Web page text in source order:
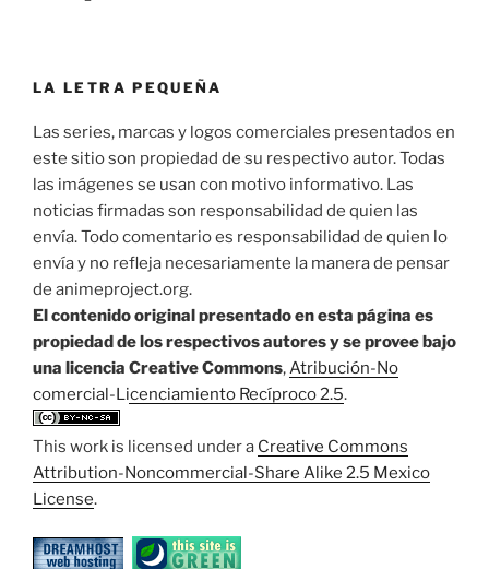
LA LETRA PEQUEÑA
Las series, marcas y logos comerciales presentados en
este sitio son propiedad de su respectivo autor. Todas
las imágenes se usan con motivo informativo. Las
noticias firmadas son responsabilidad de quien las
envía. Todo comentario es responsabilidad de quien lo
envía y no refleja necesariamente la manera de pensar
de animeproject.org.
El contenido original presentado en esta página es
propiedad de los respectivos autores y se provee bajo
una licencia Creative Commons,Atribución-No
comercial-Licenciamiento Recíproco 2.5.
This work is licensed under a Creative Commons
Attribution-Noncommercial-Share Alike 2.5 Mexico
License.